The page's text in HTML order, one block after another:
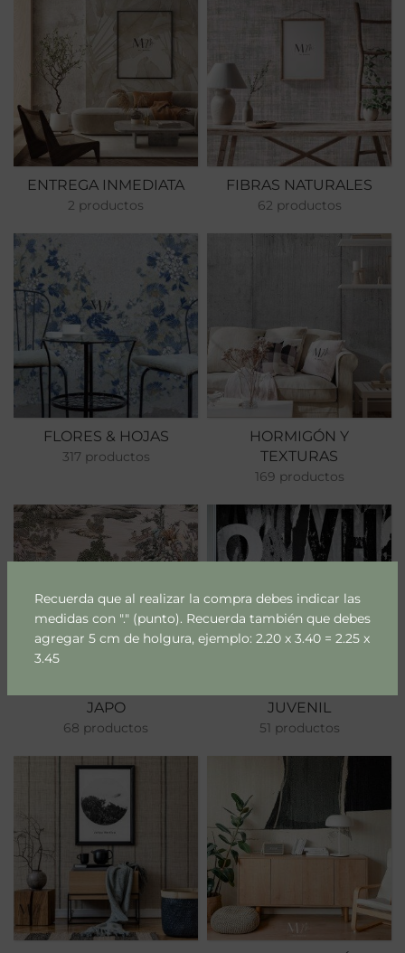
Recuerda que al realizar la compra debes indicar las
medidas con "." (punto). Recuerda también que debes
agregar 5 cm de holgura, ejemplo: 2.20 x 3.40 = 2.25 x
3.45
ENTREGA INMEDIATA
2 productos
FIBRAS NATURALES
62 productos
FLORES & HOJAS
317 productos
HORMIGÓN Y
TEXTURAS
169 productos
JAPO
68 productos
JUVENIL
51 productos